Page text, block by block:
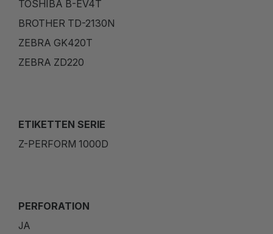
TOSHIBA B-EV4T
BROTHER TD-2130N
ZEBRA GK420T
ZEBRA ZD220
ETIKETTEN SERIE
Z-PERFORM 1000D
PERFORATION
JA